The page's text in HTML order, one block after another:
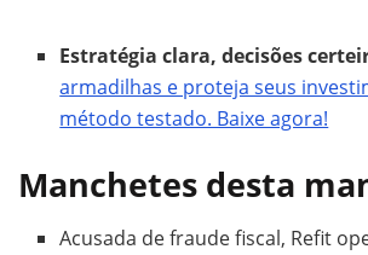
Estratégia clara, decisões
armadilhas e proteja seus
método testado. Baixe agora!
Manchetes desta
Acusada de fraude fiscal, Refit